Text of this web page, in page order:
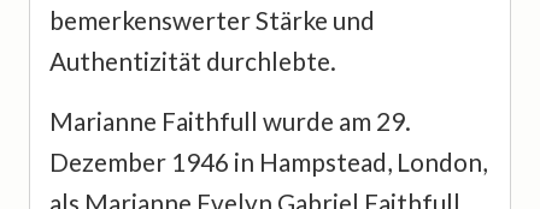
bemerkenswerter Stärke und
Authentizität durchlebte.
Marianne Faithfull wurde am 29.
Dezember 1946 in Hampstead, London,
als Marianne Evelyn Gabriel Faithfull